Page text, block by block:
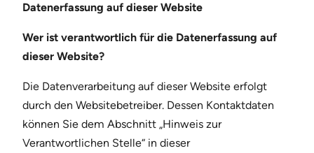
Datenerfassung auf dieser Website
Wer ist verantwortlich für die Datenerfassung auf
dieser Website?
Die Datenverarbeitung auf dieser Website erfolgt
durch den Websitebetreiber. Dessen Kontaktdaten
können Sie dem Abschnitt „Hinweis zur
Verantwortlichen Stelle“ in dieser